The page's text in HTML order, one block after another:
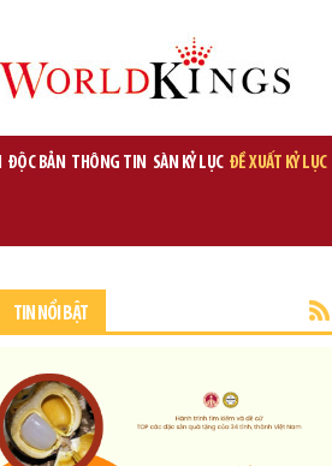
ĐỘC BẢN THÔNG TIN SÀN KỶ LỤC ĐỀ XUẤT KỶ LỤC
TIN NỔI BẬT